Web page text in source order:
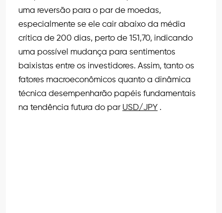
uma reversão para o par de moedas,
especialmente se ele cair abaixo da média
crítica de 200 dias, perto de 151,70, indicando
uma possível mudança para sentimentos
baixistas entre os investidores. Assim, tanto os
fatores macroeconômicos quanto a dinâmica
técnica desempenharão papéis fundamentais
na tendência futura do par USD/JPY .